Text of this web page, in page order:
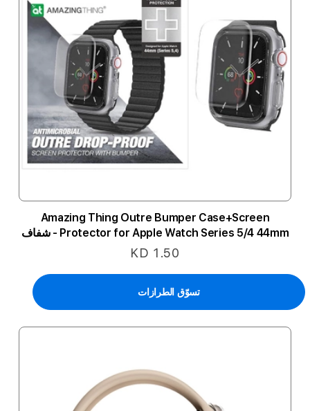
Amazing Thing Outre Bumper Case+Screen
Protector for Apple Watch Series 5/4 44mm - شفاف
KD 1.50
تسوّق الطرازات